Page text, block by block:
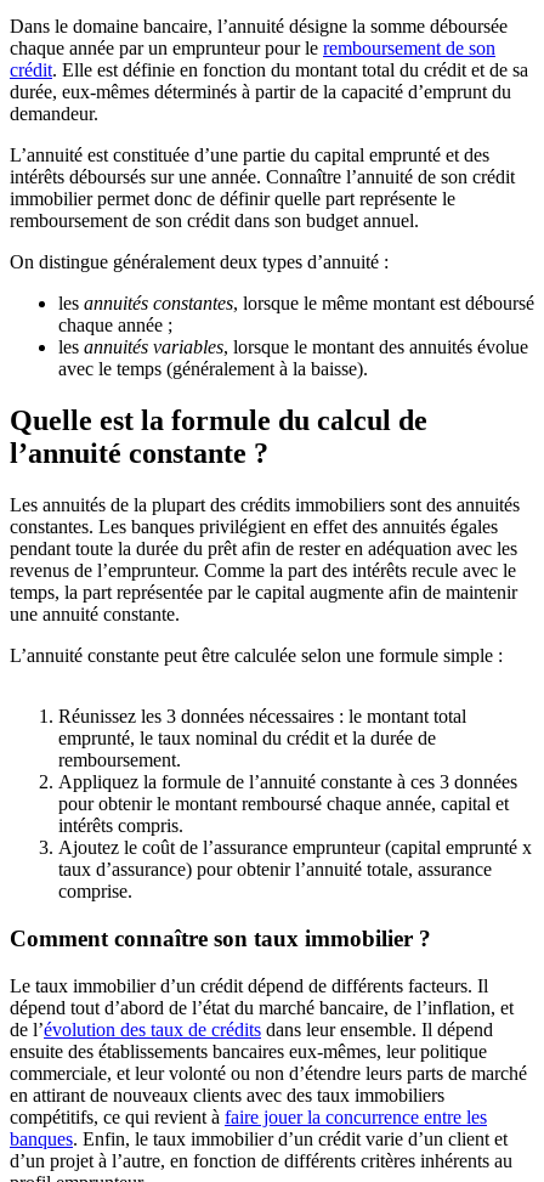
Dans le domaine bancaire, l’annuité désigne la somme déboursée
chaque année par un emprunteur pour le remboursement de son
crédit. Elle est définie en fonction du montant total du crédit et de sa
durée, eux-mêmes déterminés à partir de la capacité d’emprunt du
demandeur.
L’annuité est constituée d’une partie du capital emprunté et des
intérêts déboursés sur une année. Connaître l’annuité de son crédit
immobilier permet donc de définir quelle part représente le
remboursement de son crédit dans son budget annuel.
On distingue généralement deux types d’annuité :
les annuités constantes, lorsque le même montant est déboursé
chaque année ;
les annuités variables, lorsque le montant des annuités évolue
avec le temps (généralement à la baisse).
Quelle est la formule du calcul de
l’annuité constante ?
Les annuités de la plupart des crédits immobiliers sont des annuités
constantes. Les banques privilégient en effet des annuités égales
pendant toute la durée du prêt afin de rester en adéquation avec les
revenus de l’emprunteur. Comme la part des intérêts recule avec le
temps, la part représentée par le capital augmente afin de maintenir
une annuité constante.
L’annuité constante peut être calculée selon une formule simple :
Réunissez les 3 données nécessaires : le montant total
emprunté, le taux nominal du crédit et la durée de
remboursement.
Appliquez la formule de l’annuité constante à ces 3 données
pour obtenir le montant remboursé chaque année, capital et
intérêts compris.
Ajoutez le coût de l’assurance emprunteur (capital emprunté x
taux d’assurance) pour obtenir l’annuité totale, assurance
comprise.
Comment connaître son taux immobilier ?
Le taux immobilier d’un crédit dépend de différents facteurs. Il
dépend tout d’abord de l’état du marché bancaire, de l’inflation, et
de l’évolution des taux de crédits dans leur ensemble. Il dépend
ensuite des établissements bancaires eux-mêmes, leur politique
commerciale, et leur volonté ou non d’étendre leurs parts de marché
en attirant de nouveaux clients avec des taux immobiliers
compétitifs, ce qui revient à faire jouer la concurrence entre les
banques. Enfin, le taux immobilier d’un crédit varie d’un client et
d’un projet à l’autre, en fonction de différents critères inhérents au